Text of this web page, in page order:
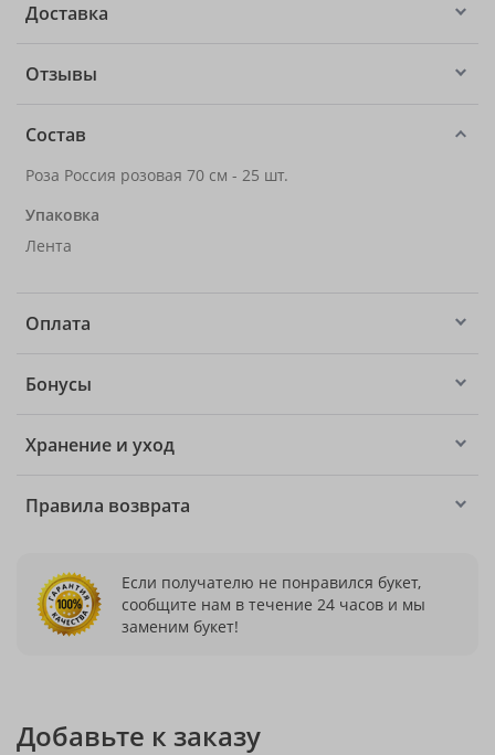
Доставка
Отзывы
Состав
Роза Россия розовая 70 см - 25 шт.
Упаковка
Лента
Оплата
Бонусы
Хранение и уход
Правила возврата
Если получателю не понравился букет,
сообщите нам в течение 24 часов и мы
заменим букет!
Добавьте к заказу